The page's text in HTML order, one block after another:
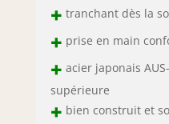
+ tranchant dès la
+ prise en main
+ acier japonais
supérieure
+ bien construit et